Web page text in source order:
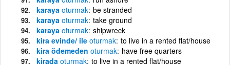
karaya oturmak be stranded
karaya oturmak take ground
karaya oturmak shipwreck
kira evinde/ ile oturmak to live in a rented flat/house
kira ödemeden oturmak have free quarters
kirada oturmak to live in a rented flat/house